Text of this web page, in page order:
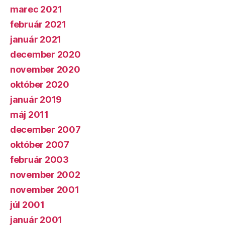
marec 2021
február 2021
január 2021
december 2020
november 2020
október 2020
január 2019
máj 2011
december 2007
október 2007
február 2003
november 2002
november 2001
júl 2001
január 2001